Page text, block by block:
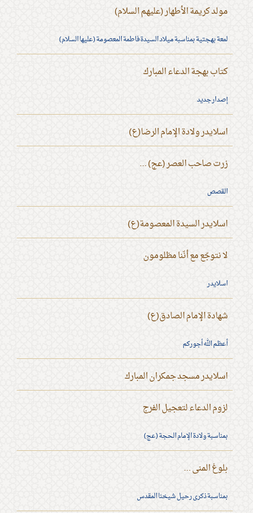
مولد كريمة الأطهار (عليهم السلام)
لمعة بهجتية بمناسبة ميلاد السيدة فاطمة المعصومة (عليها السلام)
كتاب بهجة الدعاء المبارك
إصدار جديد
اسلايدر ولادة الإمام الرضا(ع)
زرت صاحب العصر (عج) ...
القصص
اسلايدر السيدة المعصومة(ع)
لا نتوجّع مع أنّنا مظلومون
اسلايدر
شهادة الإمام الصادق(ع)
أعظم الله أجوركم
اسلايدر مسجد جمكران المبارك
لزوم الدعاء لتعجيل الفرج
بمناسبة ولادة الإمام الحجة (عج)
بلوغ المنى ...
بمناسبة ذكرى رحيل شيخنا المقدس